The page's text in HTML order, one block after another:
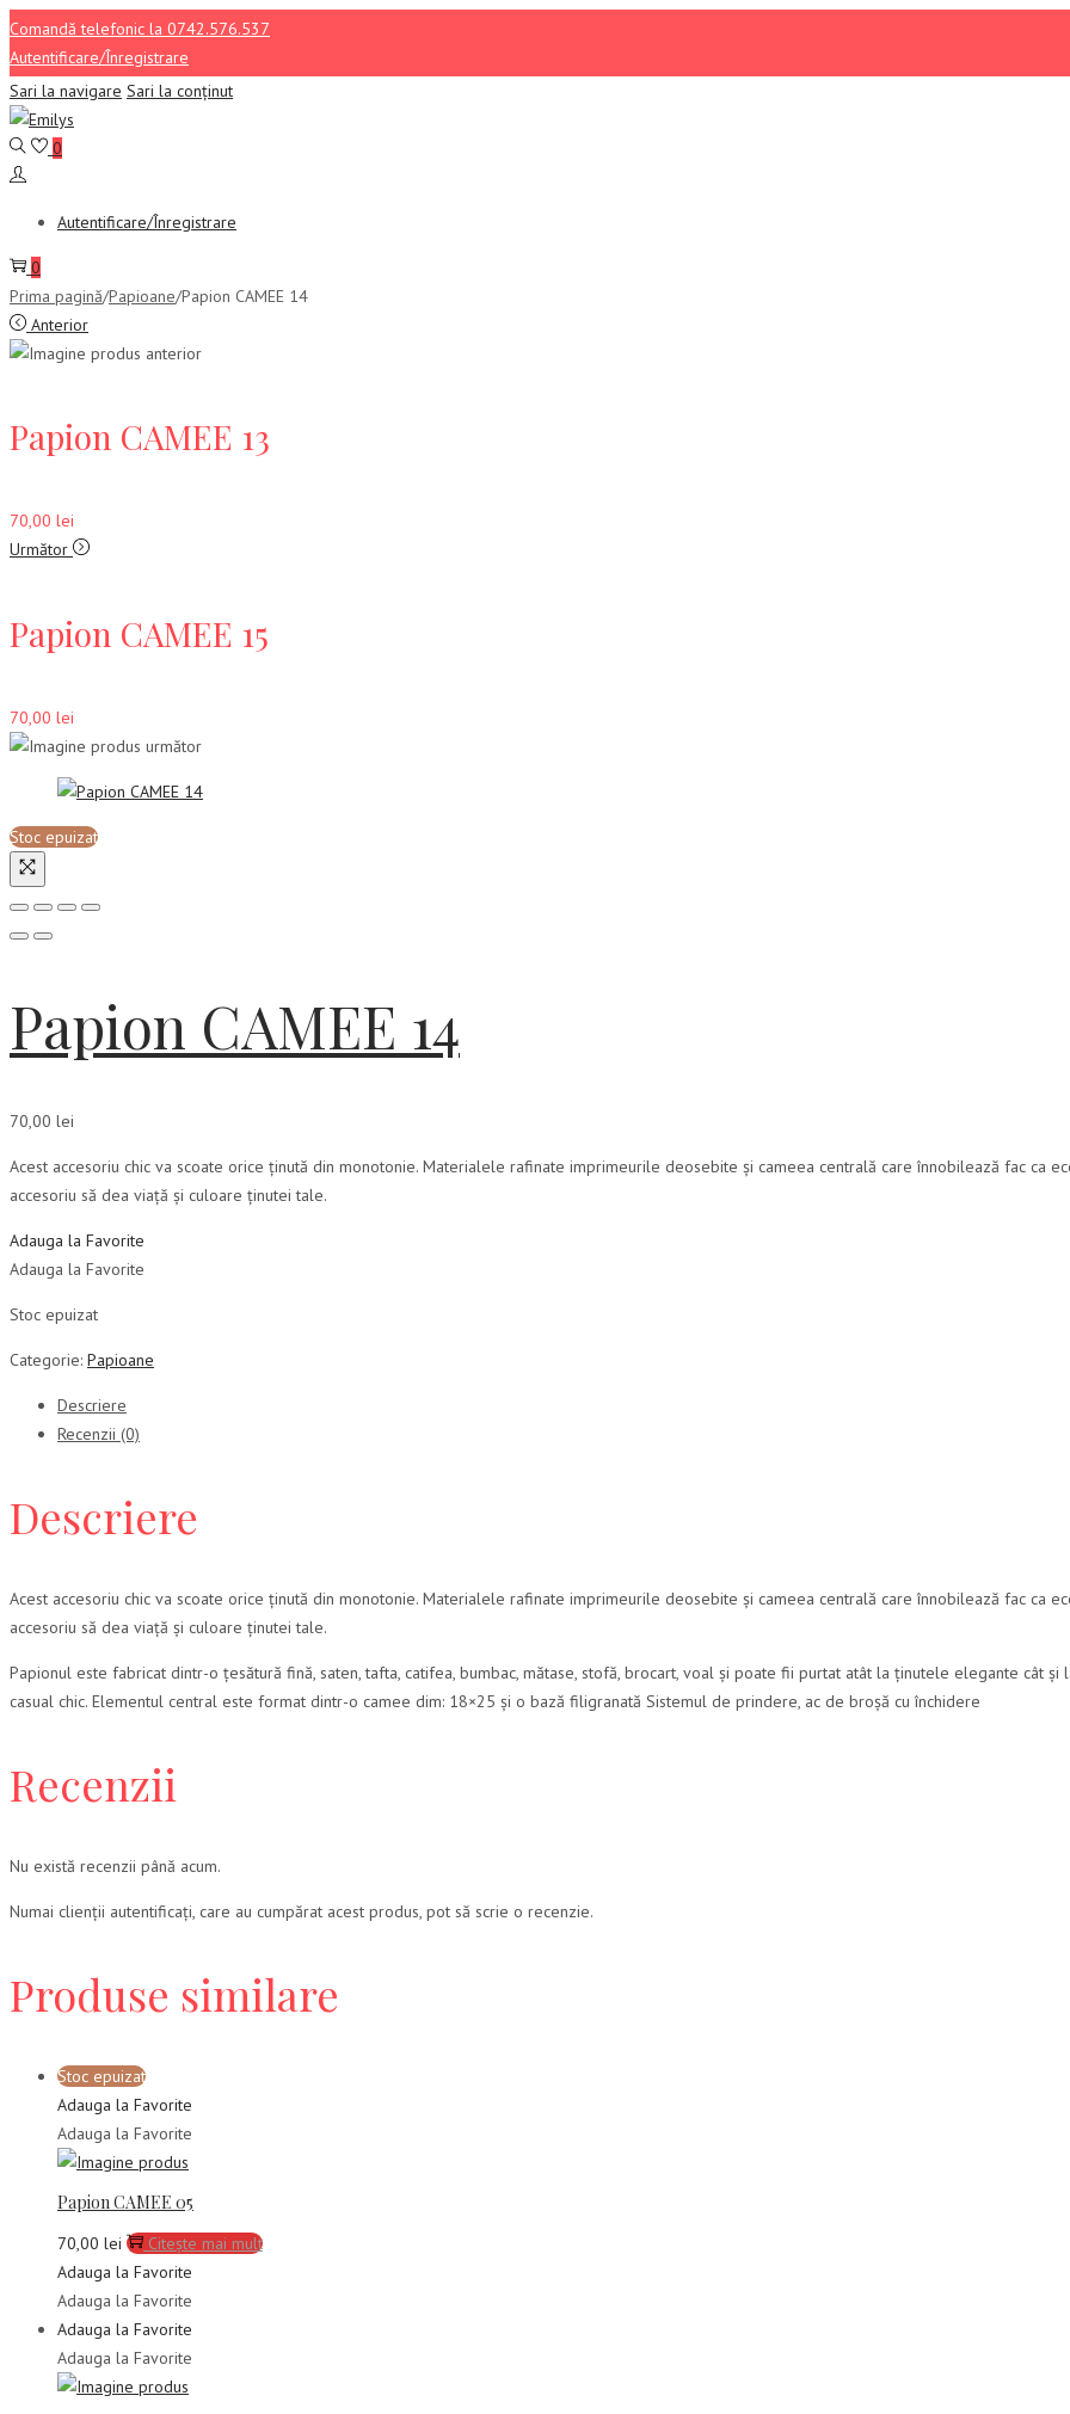
Comandă telefonic la 0742.576.537
Autentificare/Înregistrare
Sari la navigare Sari la conținut
0
Autentificare/Înregistrare
0
Prima pagină/Papioane/Papion CAMEE 14
Anterior
Papion CAMEE 13
70,00 lei
Următor
Papion CAMEE 15
70,00 lei
Stoc epuizat
Papion CAMEE 14
70,00 lei
Acest accesoriu chic va scoate orice ținută din monotonie. Materialele rafinate imprimeurile deosebite și cameea centrală care înnobilează fac ca
accesoriu să dea viață și culoare ținutei tale.
Adauga la Favorite
Adauga la Favorite
Stoc epuizat
Categorie: Papioane
Descriere
Recenzii (0)
Descriere
Acest accesoriu chic va scoate orice ținută din monotonie. Materialele rafinate imprimeurile deosebite și cameea centrală care înnobilează fac ca
accesoriu să dea viață și culoare ținutei tale.
Papionul este fabricat dintr-o țesătură fină, saten, tafta, catifea, bumbac, mătase, stofă, brocart, voal și poate fii purtat atât la ținutele elegante cât și
casual chic. Elementul central este format dintr-o camee dim: 18×25 și o bază filigranată Sistemul de prindere, ac de broșă cu închidere
Recenzii
Nu există recenzii până acum.
Numai clienții autentificați, care au cumpărat acest produs, pot să scrie o recenzie.
Produse similare
Stoc epuizat
Adauga la Favorite
Adauga la Favorite
Papion CAMEE 05
70,00 lei
Citește mai mult
Adauga la Favorite
Adauga la Favorite
Adauga la Favorite
Adauga la Favorite